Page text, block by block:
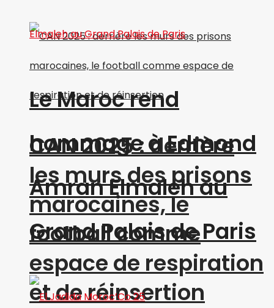
CAN 2025 : derrière
les murs des prisons
marocaines, le
football comme
espace de respiration
et de réinsertion
Le Maroc rend
hommage à Edmond
Amran Elmaleh au
Grand Palais de Paris